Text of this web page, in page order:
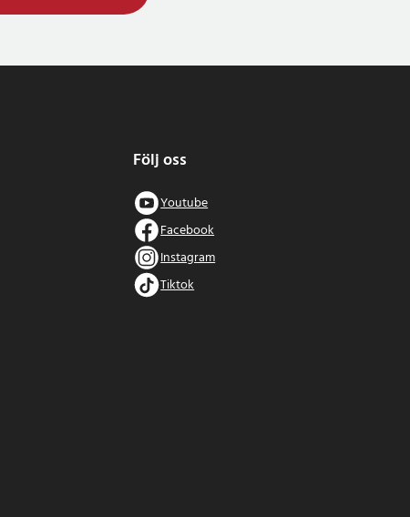
Följ oss
Youtube
Facebook
Instagram
Tiktok